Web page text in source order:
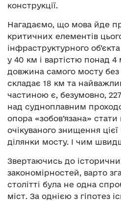
конструкції.
Нагадаємо, що мова йде
критичних елементів
інфраструктурного
у 40 км і вартістю понад
довжина самого мосту без
складає 18 км та
частиною є, безумовно,
над судноплавним
опора «зобов’язана»
очікуваного знищення
ділянки мосту. І чим
Звертаючись до
закономірностей, варто
столітті була не одна
міст. За однією з гіпотез